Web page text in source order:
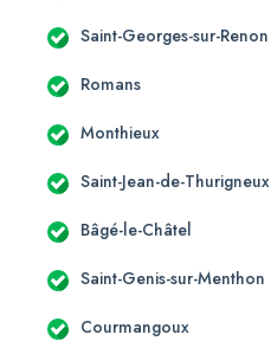
Saint-Georges-sur-Renon
Romans
Monthieux
Saint-Jean-de-Thurigneux
Bâgé-le-Châtel
Saint-Genis-sur-Menthon
Courmangoux